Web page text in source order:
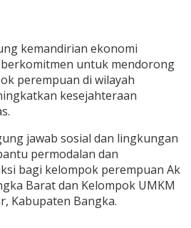
kemandirian ekonomi
untuk mendorong
perempuan di wilayah
kesejahteraan
jawab sosial dan lingkungan
permodalan dan
bagi kelompok perempuan Ak
Barat dan Kelompok UMKM
Kabupaten Bangka.